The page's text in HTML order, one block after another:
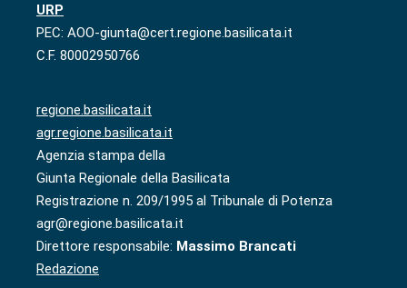
URP
PEC: AOO-giunta@cert.regione.basilicata.it
C.F. 80002950766
regione.basilicata.it
agr.regione.basilicata.it
Agenzia stampa della
Giunta Regionale della Basilicata
Registrazione n. 209/1995 al Tribunale di Potenza
agr@regione.basilicata.it
Direttore responsabile: Massimo Brancati
Redazione